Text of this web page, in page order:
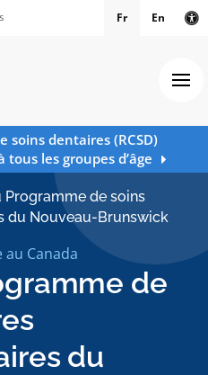
Fr En
soins dentaires (RCSD)
les groupes d’âge
Programme de soins
du Nouveau-Brunswick
Canada
de
du